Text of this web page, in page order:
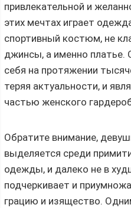
привлекательной и
этих мечтах играет
спортивный костюм, не
джинсы, а именно платье.
себя на протяжении
теряя актуальности, и
частью женского
Обратите внимание,
выделяется среди
одежды, и далеко не в
подчеркивает и
грацию и изящество.